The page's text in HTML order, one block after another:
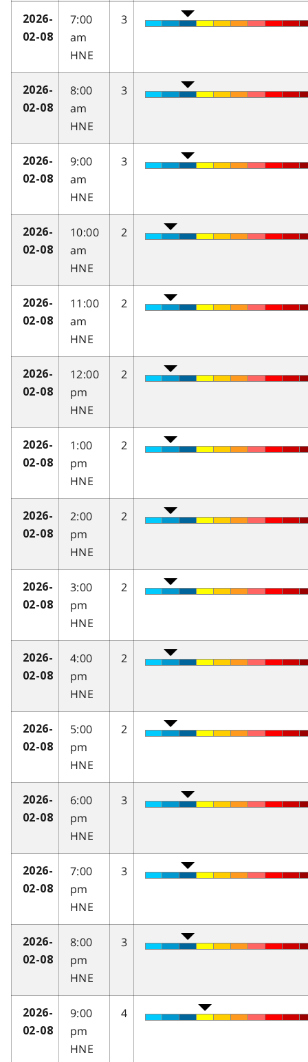
2026-
02-08
7:00
am
HNE
3
2026-
02-08
8:00
am
HNE
3
2026-
02-08
9:00
am
HNE
3
2026-
02-08
10:00
am
HNE
2
2026-
02-08
11:00
am
HNE
2
2026-
02-08
12:00
pm
HNE
2
2026-
02-08
1:00
pm
HNE
2
2026-
02-08
2:00
pm
HNE
2
2026-
02-08
3:00
pm
HNE
2
2026-
02-08
4:00
pm
HNE
2
2026-
02-08
5:00
pm
HNE
2
2026-
02-08
6:00
pm
HNE
3
2026-
02-08
7:00
pm
HNE
3
2026-
02-08
8:00
pm
HNE
3
2026-
02-08
9:00
pm
HNE
4